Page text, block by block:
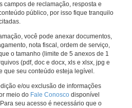
campos de reclamação, resposta e
público, por isso fique tranquilo
você pode anexar documentos,
nota fiscal, ordem de serviço,
o tamanho (limite de 5 anexos de 1
(pdf, doc e docx, xls e xlsx, jpg e
que seu conteúdo esteja legível.
e/ou exclusão de informações
meio do Fale Conosco disponível
seu acesso é necessário que o